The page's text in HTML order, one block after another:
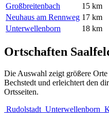
Großbreitenbach
15 km
Neuhaus am Rennweg 17 km
Unterwellenborn
18 km
Ortschaften
Die Auswahl zeigt größere
Bechstedt und erleichtert den
Ortsseiten.
Rudolstadt Unterwellenborn